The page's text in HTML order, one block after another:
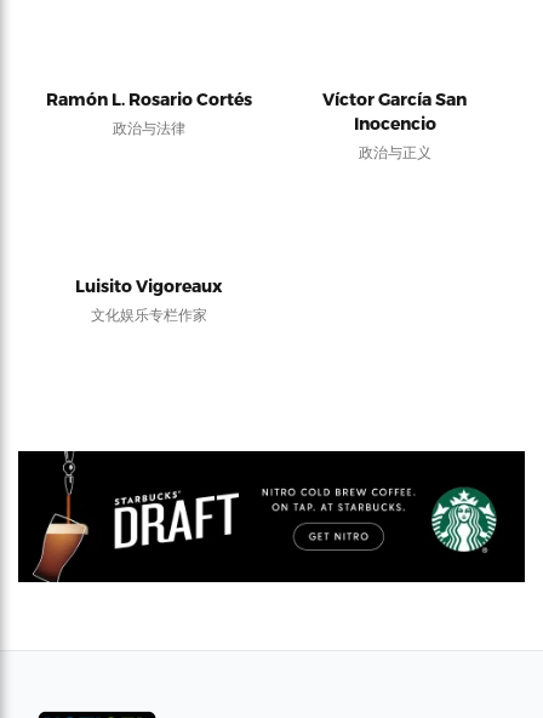
Ramón L. Rosario Cortés
政治与法律
Víctor García San
Inocencio
政治与正义
Luisito Vigoreaux
文化娱乐专栏作家